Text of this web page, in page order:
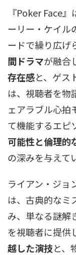
『Poker Face
ーリー・ケイル
ードで繰り広げ
間ドラマが融合
存在感と、ゲス
は、視聴者を物
ェアラブル心拍
て機能するエピ
可能性と倫理的
の深みを与えて
ライアン・ジョ
は、古典的なミ
み、単なる謎解
を視聴者に提供
越した演技と、